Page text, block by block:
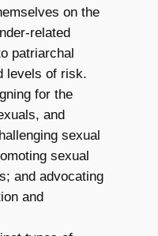
on the
related
patriarchal
levels of risk.
for the
and
sexual
sexual
and advocating
and